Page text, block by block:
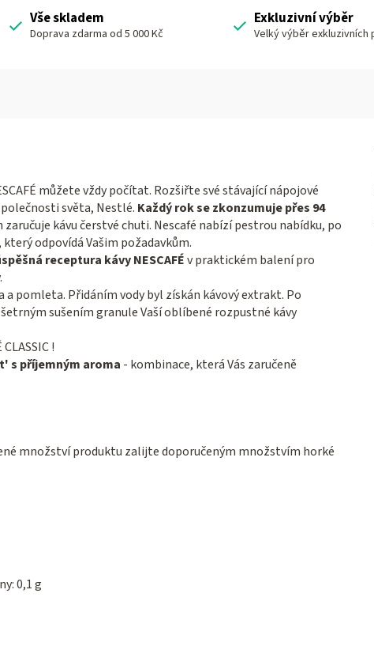
Vše skladem
Doprava zdarma od 5 000 Kč
Exkluzivní výběr
Velký výběr exkluzivních
můžete vždy počítat. Rozšiřte své stávající nápojové
světa, Nestlé. Každý rok se zkonzumuje přes 94
zaručuje kávu čerstvé chuti. Nescafé nabízí pestrou nabídku, po
odpovídá Vašim požadavkům.
receptura kávy NESCAFÉv praktickém balení pro
a pomleta. Přidáním vody byl získán kávový extrakt. Po
sušením granule Vaší oblíbené rozpustné kávy
!
s příjemným aroma - kombinace, která Vás zaručeně
množství produktu zalijte doporučeným množstvím horké
0,1 g